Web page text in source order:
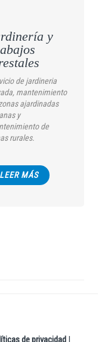
y
de jardineria
mantenimiento
ajardinadas
y
de
rurales.
LEER MÁS
de privacidad |